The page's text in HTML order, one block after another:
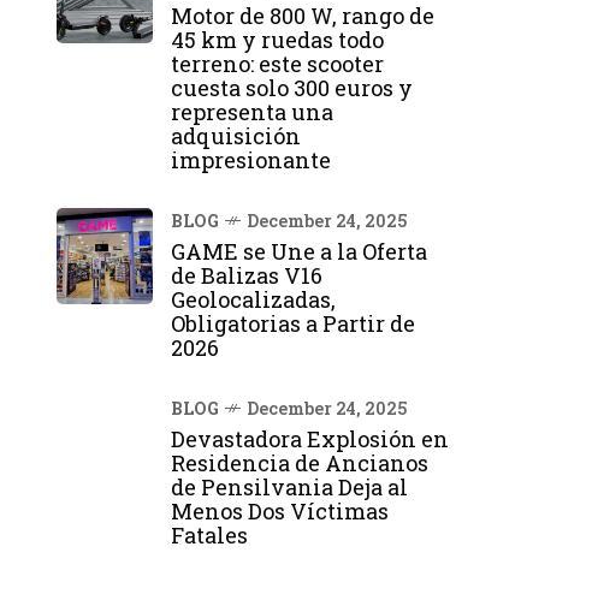
Motor de 800 W, rango de
45 km y ruedas todo
terreno: este scooter
cuesta solo 300 euros y
representa una
adquisición
impresionante
BLOG December 24, 2025
GAME se Une a la Oferta
de Balizas V16
Geolocalizadas,
Obligatorias a Partir de
2026
BLOG December 24, 2025
Devastadora Explosión en
Residencia de Ancianos
de Pensilvania Deja al
Menos Dos Víctimas
Fatales